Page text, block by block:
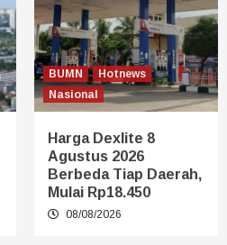
BUMN
Hotnews
Nasional
Harga Dexlite 8
Agustus 2026
Berbeda Tiap Daerah,
Mulai Rp18.450
08/08/2026